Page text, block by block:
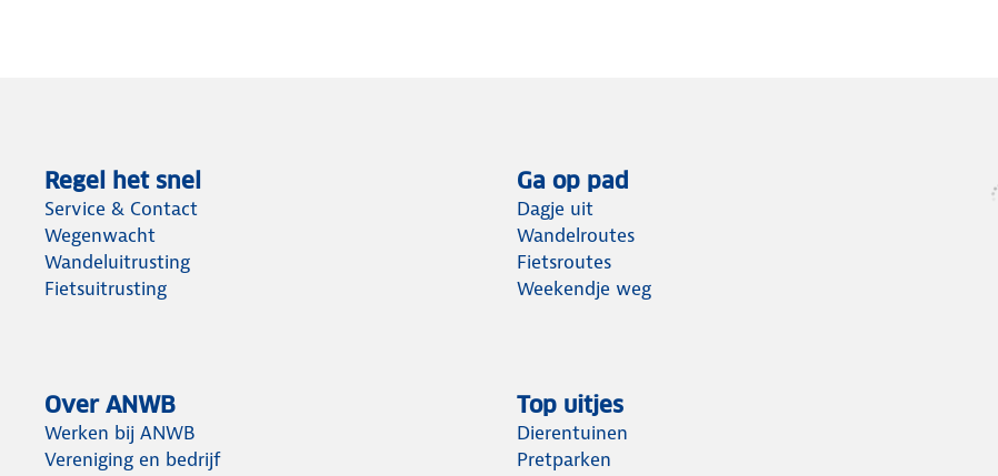
Regel het snel
Service & Contact
Wegenwacht
Wandeluitrusting
Fietsuitrusting
Ga op pad
Dagje uit
Wandelroutes
Fietsroutes
Weekendje weg
Over ANWB
Werken bij ANWB
Vereniging en bedrijf
Top uitjes
Dierentuinen
Pretparken